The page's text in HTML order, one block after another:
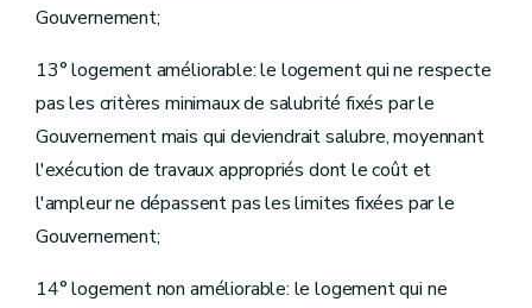
Gouvernement;
13° logement améliorable: le logement qui ne respecte
pas les critères minimaux de salubrité fixés par le
Gouvernement mais qui deviendrait salubre, moyennant
l'exécution de travaux appropriés dont le coût et
l'ampleur ne dépassent pas les limites fixées par le
Gouvernement;
14° logement non améliorable: le logement qui ne